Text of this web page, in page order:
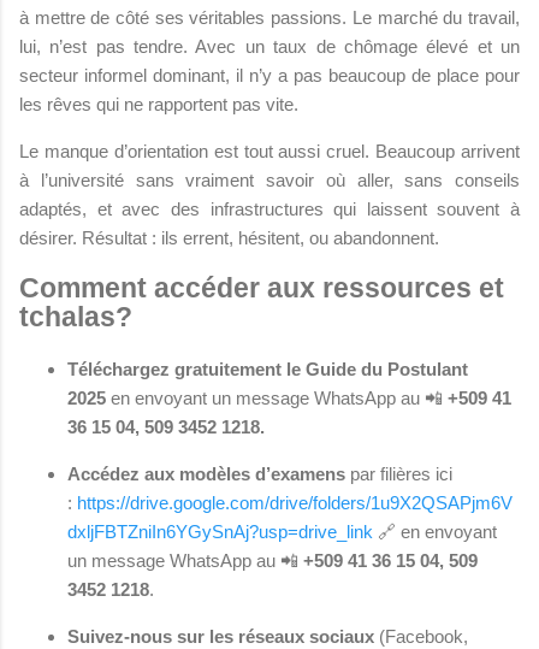
à mettre de côté ses véritables passions. Le marché du travail,
lui, n’est pas tendre. Avec un taux de chômage élevé et un
secteur informel dominant, il n’y a pas beaucoup de place pour
les rêves qui ne rapportent pas vite.
Le manque d’orientation est tout aussi cruel. Beaucoup arrivent
à l’université sans vraiment savoir où aller, sans conseils
adaptés, et avec des infrastructures qui laissent souvent à
désirer. Résultat : ils errent, hésitent, ou abandonnent.
Comment accéder aux ressources et
tchalas?
Téléchargez gratuitement le Guide du Postulant
2025 en envoyant un message WhatsApp au 📲 +509 41
36 15 04, 509 3452 1218.
Accédez aux modèles d’examens par filières ici
: https://drive.google.com/drive/folders/1u9X2QSAPjm6V
dxljFBTZniIn6YGySnAj?usp=drive_link 🔗 en envoyant
un message WhatsApp au 📲 +509 41 36 15 04, 509
3452 1218.
Suivez-nous sur les réseaux sociaux (Facebook,